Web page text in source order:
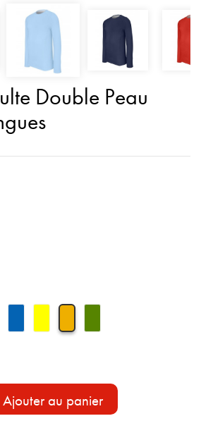
Double Peau
Ajouter au panier